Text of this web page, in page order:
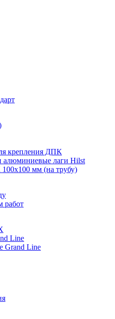
крепления ДПК
алюминиевые лаги Hilst
мм (на трубу)
работ
Line
Grand Line